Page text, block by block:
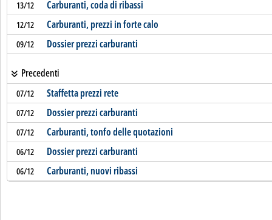
13/12 Carburanti, coda di ribassi
12/12 Carburanti, prezzi in forte calo
09/12 Dossier prezzi carburanti
Precedenti
07/12 Staffetta prezzi rete
07/12 Dossier prezzi carburanti
07/12 Carburanti, tonfo delle quotazioni
06/12 Dossier prezzi carburanti
06/12 Carburanti, nuovi ribassi